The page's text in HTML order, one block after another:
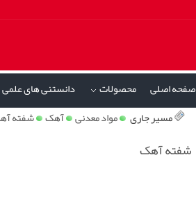
صفحه اصلی محصولات دانستنی های علمی
مسیر جاری
» مواد معدنی آهک شفته
شفته آهک